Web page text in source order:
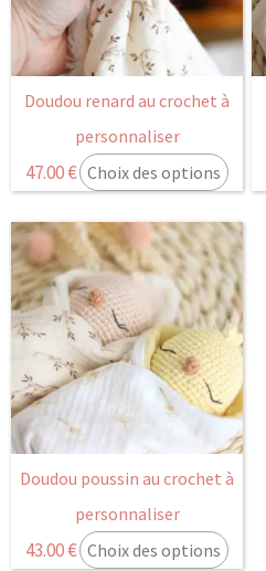
Doudou renard au crochet à
personnaliser
47.00€ Choix des options
Doudou poussin au crochet à
personnaliser
43.00€ Choix des options